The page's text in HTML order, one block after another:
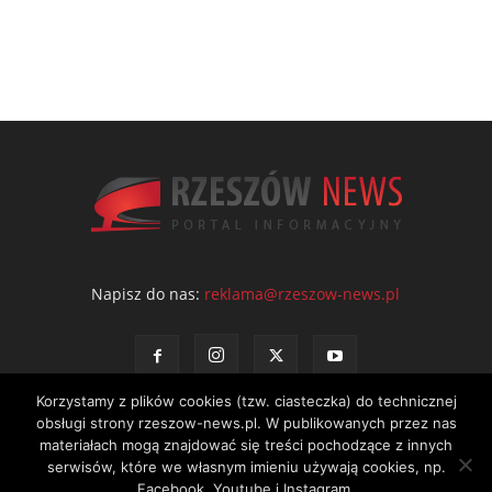
Napisz do nas: reklama@rzeszow-news.pl
Kontakt Polityka prywatności Regulamin portalu
Korzystamy z plików cookies (tzw. ciasteczka) do technicznej
obsługi strony rzeszow-news.pl. W publikowanych przez nas
materiałach mogą znajdować się treści pochodzące z innych
serwisów, które we własnym imieniu używają cookies, np.